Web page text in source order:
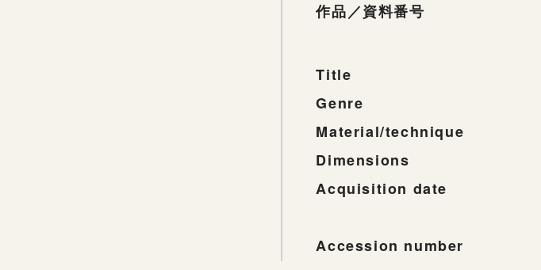
作品／資料番号
Title
Genre
Material/technique
Dimensions
Acquisition date
Accession number